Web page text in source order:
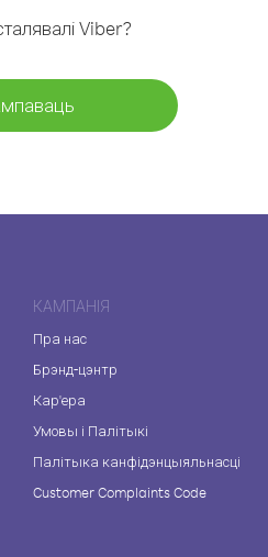
Viber?
КАМПАНІЯ
Пра нас
Брэнд-цэнтр
Кар'ера
Умовы і Палітыкі
Палітыка канфідэнцыяльнасці
Customer Complaints Code